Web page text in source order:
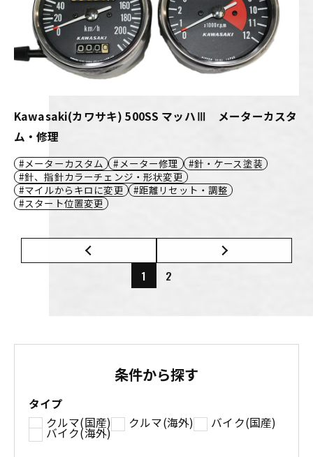
Kawasaki(カワサキ) 500SS マッハⅢ メーターカスタ
ム・修理
メーターカスタム メーター修理
針・ケース塗装
針、指針カラーチェンジ・形状変更
マイルからキロに変更
距離リセット・調整
スタート位置変更
1 2
条件から探す
タイプ
クルマ(国産)
クルマ(海外) バイク(国産)
バイク(海外)